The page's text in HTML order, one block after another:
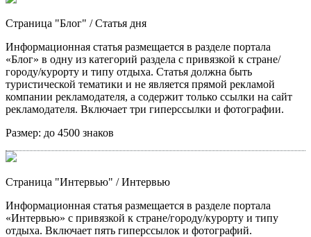
Страница "Блог" / Статья дня
Информационная статья размещается в разделе портала
«Блог» в одну из категорий раздела с привязкой к стране/
городу/курорту и типу отдыха. Статья должна быть
туристической тематики и не является прямой рекламой
компании рекламодателя, а содержит только ссылки на сайт
рекламодателя. Включает три гиперссылки и фотографии.
Размер: до 4500 знаков
Страница "Интервью" / Интервью
Информационная статья размещается в разделе портала
«Интервью» с привязкой к стране/городу/курорту и типу
отдыха. Включает пять гиперссылок и фотографий.